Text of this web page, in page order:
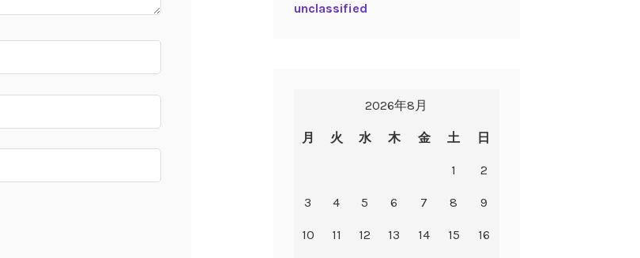
unclassified
2026年8月
月 火 水 木 金 土 日
1 2
3 4 5 6 7 8 9
10 11 12 13 14 15 16